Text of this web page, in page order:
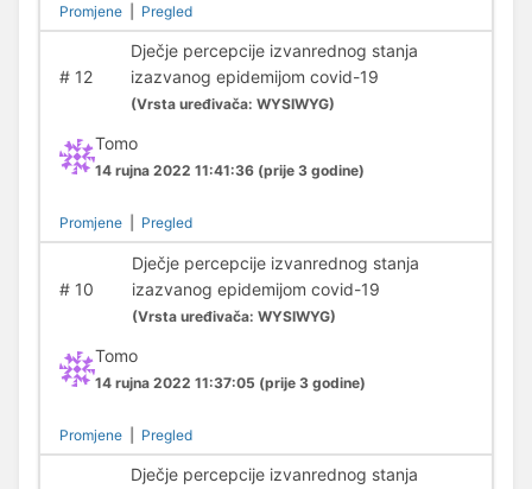
Promjene Pregled
#12
Dječje percepcije izvanrednog stanja
izazvanog epidemijom covid-19
(Vrsta uređivača: WYSIWYG)
Tomo
14 rujna 2022 11:41:36 (prije 3 godine)
Promjene Pregled
#10
Dječje percepcije izvanrednog stanja
izazvanog epidemijom covid-19
(Vrsta uređivača: WYSIWYG)
Tomo
14 rujna 2022 11:37:05 (prije 3 godine)
Promjene Pregled
Dječje percepcije izvanrednog stanja